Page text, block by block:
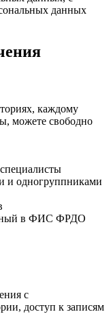
данных
каждому
можете свободно
и одногруппниками
в ФИС ФРДО
с
доступ к записям